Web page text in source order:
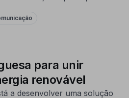
para unir
renovável
a desenvolver uma solução